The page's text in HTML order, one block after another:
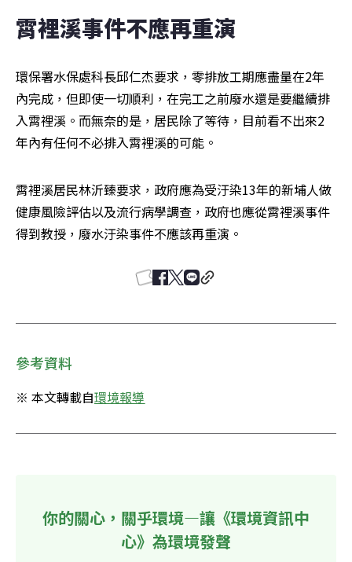
霄裡溪事件不應再重演
環保署水保處科長邱仁杰要求，零排放工期應盡量在2年
內完成，但即使一切順利，在完工之前廢水還是要繼續排
入霄裡溪。而無奈的是，居民除了等待，目前看不出來2
年內有任何不必排入霄裡溪的可能。
霄裡溪居民林沂臻要求，政府應為受汙染13年的新埔人做
健康風險評估以及流行病學調查，政府也應從霄裡溪事件
得到教授，廢水汙染事件不應該再重演。
參考資料
※ 本文轉載自環境報導
你的關心，關乎環境—讓《環境資訊中
心》為環境發聲